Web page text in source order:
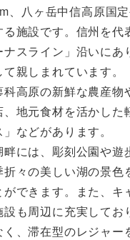
、八ヶ岳中信高原国
施設です。信州を代
スライン」沿いにあ
親しまれています。
高原の新鮮な農産物
地元食材を活かした
などがあります。
には、彫刻公園や遊
々の美しい湖の景色
ができます。また、キ
設も周辺に充実してお
、滞在型のレジャー